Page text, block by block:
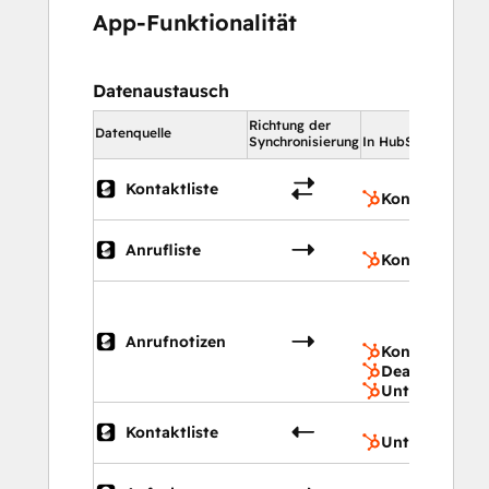
App-Funktionalität
Datenaustausch
Datenquelle
Richtung der
Synchronisierung In HubSpot
Kontaktliste
Kontakte
Anrufliste
Kontakte
Anrufnotizen
Kontakte
Deals
Unternehmen
Kontaktliste
Unternehmen